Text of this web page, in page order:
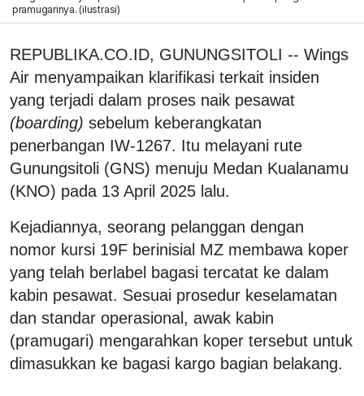
pramugarinya. (ilustrasi)
REPUBLIKA.CO.ID, GUNUNGSITOLI -- Wings
Air menyampaikan klarifikasi terkait insiden
yang terjadi dalam proses naik pesawat
(boarding) sebelum keberangkatan
penerbangan IW-1267. Itu melayani rute
Gunungsitoli (GNS) menuju Medan Kualanamu
(KNO) pada 13 April 2025 lalu.
Kejadiannya, seorang pelanggan dengan
nomor kursi 19F berinisial MZ membawa koper
yang telah berlabel bagasi tercatat ke dalam
kabin pesawat. Sesuai prosedur keselamatan
dan standar operasional, awak kabin
(pramugari) mengarahkan koper tersebut untuk
dimasukkan ke bagasi kargo bagian belakang.